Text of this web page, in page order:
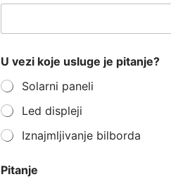
U vezi koje usluge je pitanje?
Solarni paneli
Led displeji
Iznajmljivanje bilborda
Pitanje